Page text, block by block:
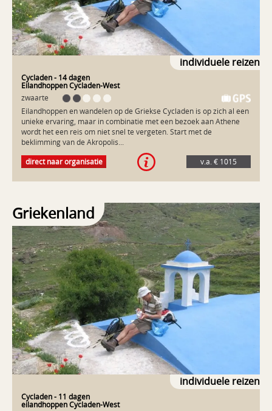
individuele reizen
Cycladen- 14 dagen
Eilandhoppen Cycladen-West
zwaarte
Eilandhoppen en wandelen op de Griekse Cycladen is op zich al een
unieke ervaring, maar in combinatie met een bezoek aan Athene
wordt het een reis om niet snel te vergeten. Start met de
beklimming van de Akropolis...
Eilandhoppen en wandelen op de Griekse Cycladen is op zich al een
unieke ervaring, maar in combinatie met een bezoek aan Athene
naar Serifos, Sifnos en Milos. Dit zijn drie eilanden met geheel eigen
karakter, die je bezoekt met drie boottochten en één binnenlandse
vlucht. En de onderkomens? Die zijn typisch STAP: stijlvol, gastvrij en
comfortabel. Serifos is misschien wel het meest authentieke eiland
van de Cycladen. Vanaf de boot zie je de wit geblokte huizen en
kapellen van het stadje Chora al liggen. Vastgeplakt tegen de steile
rotsen. Oude wandelpaden zigzaggen vanaf de haven omhoog. Het
wandelavontuur begint hier! Sifnos biedt alles wat je je maar wenst.
Afdalen tussen duiventillen en witte kapellen. Uitrusten op een
strandje, dwalen door smalle steegjes. Fruitversierde ontbijten op
het terras. Koele drankjes bij een zonsondergang over zee. Sifnos is
Griekenland op z’n mooist. Milos: één grote baai, idyllische
haventjes, een vulkanisch landschap met blinkend witte rotsen.
Milos vormt een waardige afsluiting van deze 14-daagse reis.
direct naar organisatie v.a. € 1015
Griekenland
individuele reizen
Cycladen- 11 dagen
eilandhoppen Cycladen-West